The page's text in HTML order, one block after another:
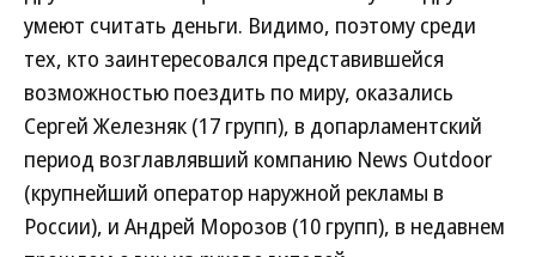
умеют считать деньги. Видимо, поэтому среди
тех, кто заинтересовался представившейся
возможностью поездить по миру, оказались
Сергей Железняк (17 групп), в допарламентский
период возглавлявший компанию News Outdoor
(крупнейший оператор наружной рекламы в
России), и Андрей Морозов (10 групп), в недавнем